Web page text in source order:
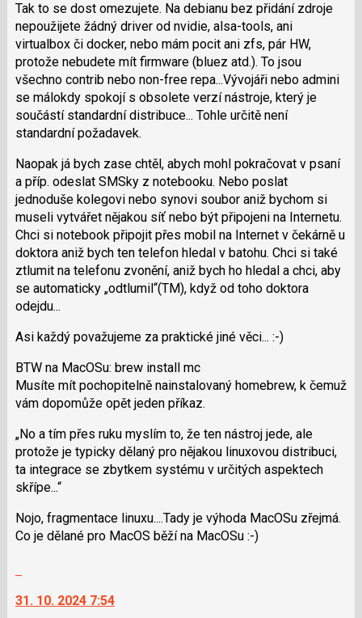
pro
následující
a
P
pro
předchozí
nový
názor
Tak to se dost omezujete. Na debianu bez přidání zdroje
nepoužijete žádný driver od nvidie, alsa-tools, ani
virtualbox či docker, nebo mám pocit ani zfs, pár HW,
protože nebudete mít firmware (bluez atd.). To jsou
všechno contrib nebo non-free repa...Vývojáři nebo admini
se málokdy spokojí s obsolete verzí nástroje, který je
součástí standardní distribuce... Tohle určitě není
standardní požadavek.
Naopak já bych zase chtěl, abych mohl pokračovat v psaní
a příp. odeslat SMSky z notebooku. Nebo poslat
jednoduše kolegovi nebo synovi soubor aniž bychom si
museli vytvářet nějakou síť nebo být připojeni na Internetu.
Chci si notebook připojit přes mobil na Internet v čekárně u
doktora aniž bych ten telefon hledal v batohu. Chci si také
ztlumit na telefonu zvonění, aniž bych ho hledal a chci, aby
se automaticky „odtlumil“(TM), když od toho doktora
odejdu...
Asi každý považujeme za praktické jiné věci... :-)
BTW na MacOSu: brew install mc
Musíte mít pochopitelně nainstalovaný homebrew, k čemuž
vám dopomůže opět jeden příkaz.
No a tím přes ruku myslím to, že ten nástroj jede, ale
protože je typicky dělaný pro nějakou linuxovou distribuci,
ta integrace se zbytkem systému v určitých aspektech
skřípe...
Nojo, fragmentace linuxu....Tady je výhoda MacOSu zřejmá.
Co je dělané pro MacOS běží na MacOSu :-)
další
31. 10. 2024 7:54